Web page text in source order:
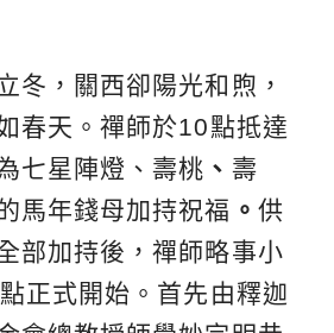
冬，關西卻陽光和煦，
春天。禪師於10點抵達
七星陣燈、壽桃 、 壽
馬年錢母加持祝福 。 供
部加持後，禪師略事小
正式開始。首先由釋迦